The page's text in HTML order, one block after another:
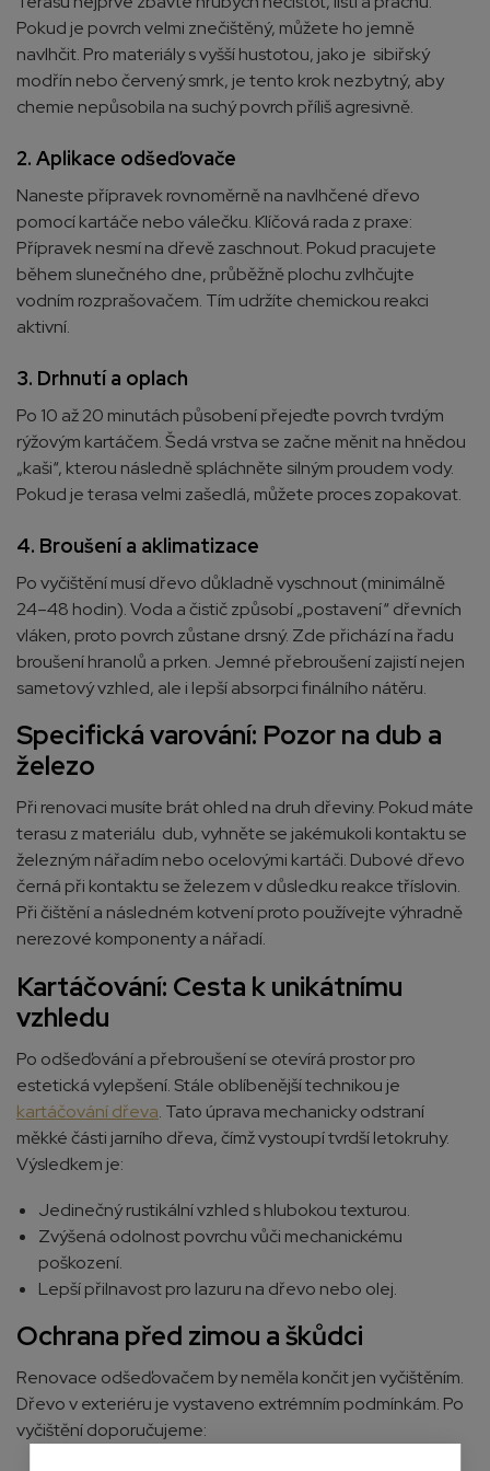
Pokud je povrch velmi znečištěný, můžete ho jemně
navlhčit. Pro materiály s vyšší hustotou, jako je sibiřský
modřín nebo červený smrk, je tento krok nezbytný, aby
chemie nepůsobila na suchý povrch příliš agresivně.
2. Aplikace odšeďovače
Naneste přípravek rovnoměrně na navlhčené dřevo
pomocí kartáče nebo válečku. Klíčová rada z praxe:
Přípravek nesmí na dřevě zaschnout. Pokud pracujete
během slunečného dne, průběžně plochu zvlhčujte
vodním rozprašovačem. Tím udržíte chemickou reakci
aktivní.
3. Drhnutí a oplach
Po 10 až 20 minutách působení přejeďte povrch tvrdým
rýžovým kartáčem. Šedá vrstva se začne měnit na hnědou
„kaši“, kterou následně spláchněte silným proudem vody.
Pokud je terasa velmi zašedlá, můžete proces zopakovat.
4. Broušení a aklimatizace
Po vyčištění musí dřevo důkladně vyschnout (minimálně
24–48 hodin). Voda a čistič způsobí „postavení“ dřevních
vláken, proto povrch zůstane drsný. Zde přichází na řadu
broušení hranolů a prken. Jemné přebroušení zajistí nejen
sametový vzhled, ale i lepší absorpci finálního nátěru.
Specifická varování: Pozor na dub a
železo
Při renovaci musíte brát ohled na druh dřeviny. Pokud máte
terasu z materiálu dub, vyhněte se jakémukoli kontaktu se
železným nářadím nebo ocelovými kartáči. Dubové dřevo
černá při kontaktu se železem v důsledku reakce tříslovin.
Při čištění a následném kotvení proto používejte výhradně
nerezové komponenty a nářadí.
Kartáčování: Cesta k unikátnímu
vzhledu
Po odšeďování a přebroušení se otevírá prostor pro
estetická vylepšení. Stále oblíbenější technikou je
kartáčování dřeva. Tato úprava mechanicky odstraní
měkké části jarního dřeva, čímž vystoupí tvrdší letokruhy.
Výsledkem je:
Jedinečný rustikální vzhled s hlubokou texturou.
Zvýšená odolnost povrchu vůči mechanickému
poškození.
Lepší přilnavost pro lazuru na dřevo nebo olej.
Ochrana před zimou a škůdci
Renovace odšeďovačem by neměla končit jen vyčištěním.
Dřevo v exteriéru je vystaveno extrémním podmínkám. Po
vyčištění doporučujeme: